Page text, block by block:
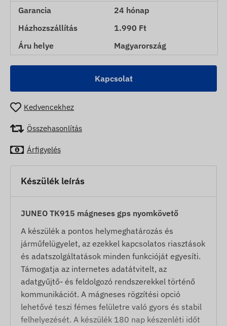
Garancia
24 hónap
Házhozszállítás
1.990 Ft
Áru helye
Magyarország
Kapcsolat
Kedvencekhez
Összehasonlítás
Árfigyelés
Készülék leírás
JUNEO TK915 mágneses gps nyomkövető
A készülék a pontos helymeghatározás és
járműfelügyelet, az ezekkel kapcsolatos riasztások
és adatszolgáltatások minden funkcióját egyesíti.
Támogatja az internetes adatátvitelt, az
adatgyűjtő- és feldolgozó rendszerekkel történő
kommunikációt. A mágneses rögzítési opció
lehetővé teszi fémes felületre való gyors és stabil
felhelyezését. A készülék 180 nap készenléti időt